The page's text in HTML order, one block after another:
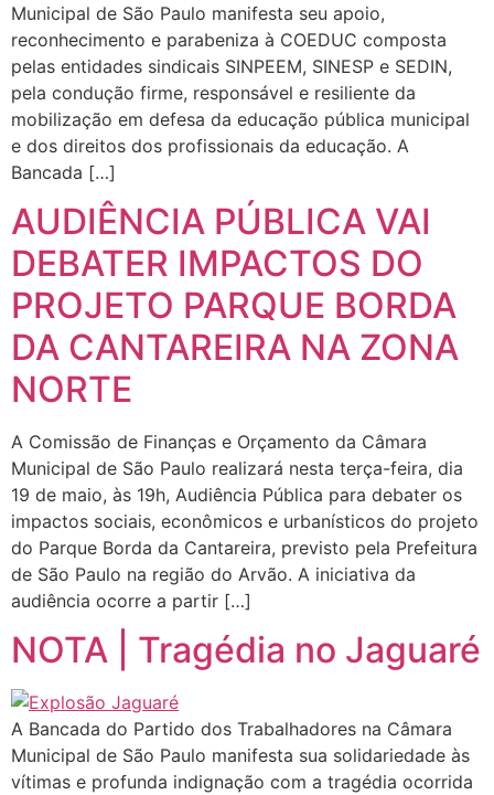
Municipal de São Paulo manifesta seu apoio,
reconhecimento e parabeniza à COEDUC composta
pelas entidades sindicais SINPEEM, SINESP e SEDIN,
pela condução firme, responsável e resiliente da
mobilização em defesa da educação pública municipal
e dos direitos dos profissionais da educação. A
Bancada […]
AUDIÊNCIA PÚBLICA VAI
DEBATER IMPACTOS DO
PROJETO PARQUE BORDA
DA CANTAREIRA NA ZONA
NORTE
A Comissão de Finanças e Orçamento da Câmara
Municipal de São Paulo realizará nesta terça-feira, dia
19 de maio, às 19h, Audiência Pública para debater os
impactos sociais, econômicos e urbanísticos do projeto
do Parque Borda da Cantareira, previsto pela Prefeitura
de São Paulo na região do Arvão. A iniciativa da
audiência ocorre a partir […]
NOTA | Tragédia no Jaguaré
A Bancada do Partido dos Trabalhadores na Câmara
Municipal de São Paulo manifesta sua solidariedade às
vítimas e profunda indignação com a tragédia ocorrida